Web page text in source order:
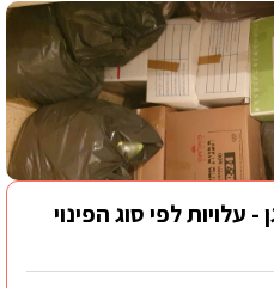
- עלויות לפי סוג הפינוי